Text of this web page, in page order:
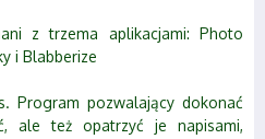
z trzema aplikacjami: Photo
i Blabberize
Program pozwalający dokonać
ale też opatrzyć je napisami,